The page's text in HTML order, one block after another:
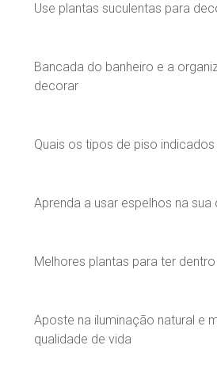
Use plantas suculentas para
Bancada do banheiro e a
decorar
Quais os tipos de piso
Aprenda a usar espelhos na sua
Melhores plantas para ter
Aposte na iluminação natural e
qualidade de vida